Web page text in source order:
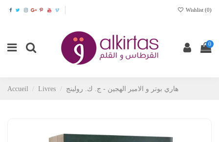
Wishlist (0)
0
Accueil Livres هاري بوتر و الامير الهجين - ج. ك. رولينج